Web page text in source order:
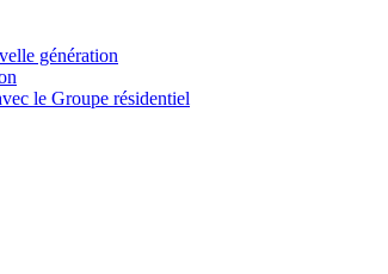
génération
le Groupe résidentiel